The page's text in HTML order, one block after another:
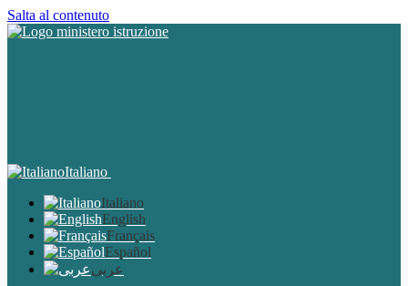
Salta al contenuto
Italiano
Italiano
English
Français
Español
عربى